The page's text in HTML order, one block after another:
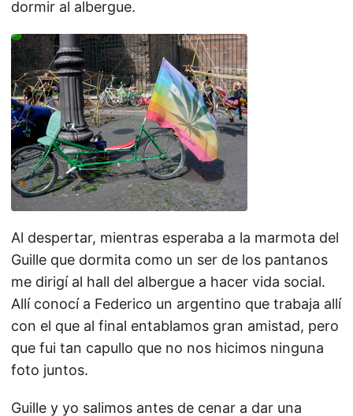
dormir al albergue.
Al despertar, mientras esperaba a la marmota del
Guille que dormita como un ser de los pantanos
me dirigí al hall del albergue a hacer vida social.
Allí conocí a Federico un argentino que trabaja allí
con el que al final entablamos gran amistad, pero
que fui tan capullo que no nos hicimos ninguna
foto juntos.
Guille y yo salimos antes de cenar a dar una